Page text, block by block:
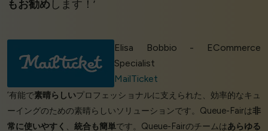
もお勧めします！’
Elisa Bobbio - ECommerce
Specialist
MailTicket
‘有能で素晴らしいプロフェッショナルに支えられた、効率的なキュ
ーイングのための素晴らしいソリューションです。Queue-Fairは非
常に使いやすく 、 統合も簡単です。Queue-Fairのチームはあらゆる